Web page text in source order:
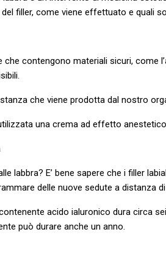
filler, come viene effettuato e quali
che contengono materiali sicuri, come
che viene prodotta dal nostro
una crema ad effetto
labbra? E’ bene sapere che i filler
delle nuove sedute a distanza
acido ialuronico dura circa
può durare anche un anno.